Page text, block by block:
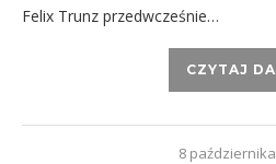
Felix Trunz przedwcześnie…
CZYTAJ
8